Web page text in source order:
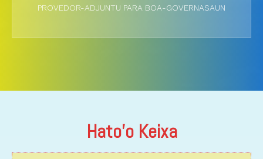
PROVEDOR-ADJUNTU PARA BOA-GOVERNASAUN
Hato'o Keixa